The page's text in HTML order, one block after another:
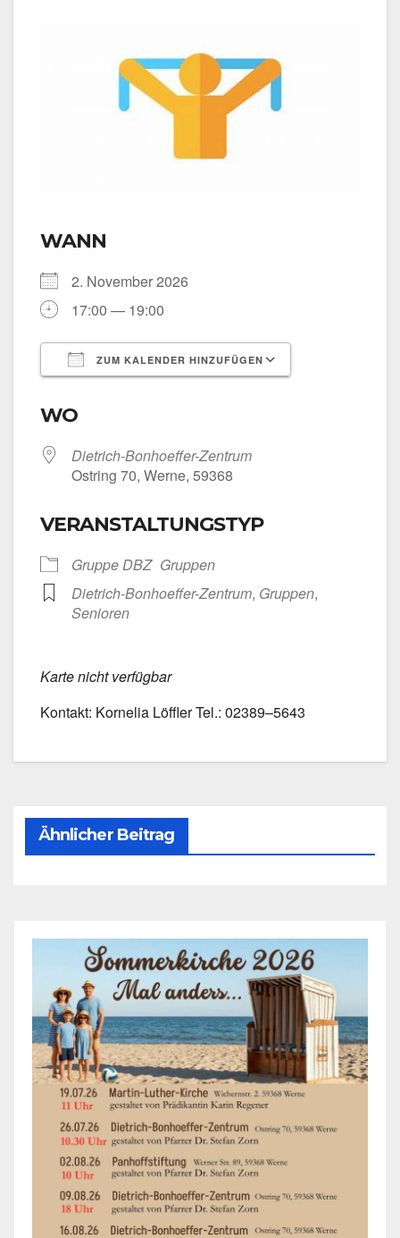
WANN
2. Novem­ber 2026
17:00 — 19:00
ZUM KALENDER HINZUFÜGEN
WO
Dietrich-Bonhoeffer-Zentrum
Ost­ring 70, Wer­ne, 59368
VERANSTALTUNGSTYP
Grup­pe DBZ Grup­pen
Dietrich-Bonhoeffer-Zentrum, Grup­pen,
Senio­ren
Kar­te nicht ver­füg­bar
Kon­takt: Kor­ne­lia Löff­ler Tel.: 02389–5643
Ähnlicher Beitrag